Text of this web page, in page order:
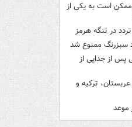
ممکن است به یکی از
در تنگه هرمز
سبزرنگ ممنوع شد
پس از جدایی از
ترکیه و